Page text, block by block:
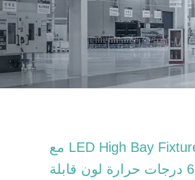
120-277 فولت LED High Bay Fixture مع
3000-6500K درجات حرارة لون قابلة